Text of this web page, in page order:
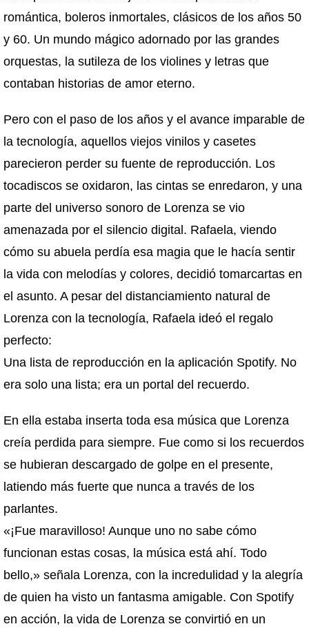
romántica, boleros inmortales, clásicos de los años 50
y 60. Un mundo mágico adornado por las grandes
orquestas, la sutileza de los violines y letras que
contaban historias de amor eterno.
Pero con el paso de los años y el avance imparable de
la tecnología, aquellos viejos vinilos y casetes
parecieron perder su fuente de reproducción. Los
tocadiscos se oxidaron, las cintas se enredaron, y una
parte del universo sonoro de Lorenza se vio
amenazada por el silencio digital. Rafaela, viendo
cómo su abuela perdía esa magia que le hacía sentir
la vida con melodías y colores, decidió tomarcartas en
el asunto. A pesar del distanciamiento natural de
Lorenza con la tecnología, Rafaela ideó el regalo
perfecto:
Una lista de reproducción en la aplicación Spotify. No
era solo una lista; era un portal del recuerdo.
En ella estaba inserta toda esa música que Lorenza
creía perdida para siempre. Fue como si los recuerdos
se hubieran descargado de golpe en el presente,
latiendo más fuerte que nunca a través de los
parlantes.
«¡Fue maravilloso! Aunque uno no sabe cómo
funcionan estas cosas, la música está ahí. Todo
bello,» señala Lorenza, con la incredulidad y la alegría
de quien ha visto un fantasma amigable. Con Spotify
en acción, la vida de Lorenza se convirtió en un